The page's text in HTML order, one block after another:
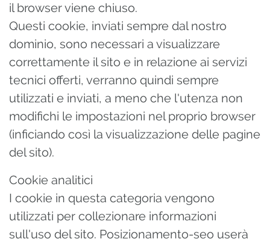
il browser viene chiuso.
Questi cookie, inviati sempre dal nostro
dominio, sono necessari a visualizzare
correttamente il sito e in relazione ai servizi
tecnici offerti, verranno quindi sempre
utilizzati e inviati, a meno che l'utenza non
modifichi le impostazioni nel proprio browser
(inficiando così la visualizzazione delle pagine
del sito).
Cookie analitici
I cookie in questa categoria vengono
utilizzati per collezionare informazioni
sull'uso del sito. Posizionamento-seo userà